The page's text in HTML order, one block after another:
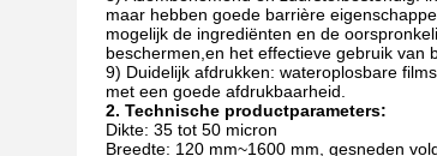
maar hebben goede barrière
mogelijk de ingrediënten en de
beschermen,en het effectieve gebruik van
9) Duidelijk afdrukken: wateroplosbare
met een goede afdrukbaarheid.
2. Technische productparameters:
Dikte: 35 tot 50 micron
Breedte: 120 mm~1600 mm, gesneden